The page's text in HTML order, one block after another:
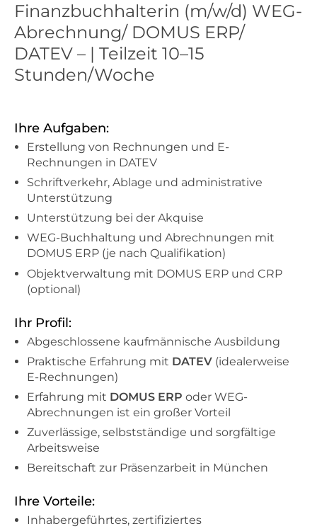
Finanzbuchhalterin (m/w/d) WEG-
Abrechnung/ DOMUS ERP/
DATEV – | Teilzeit 10–15
Stunden/Woche
Ihre Aufgaben:
Erstellung von Rechnungen und E-
Rechnungen in DATEV
Schriftverkehr, Ablage und administrative
Unterstützung
Unterstützung bei der Akquise
WEG-Buchhaltung und Abrechnungen mit
DOMUS ERP (je nach Qualifikation)
Objektverwaltung mit DOMUS ERP und CRP
(optional)
Ihr Profil:
Abgeschlossene kaufmännische Ausbildung
Praktische Erfahrung mit DATEV (idealerweise
E-Rechnungen)
Erfahrung mit DOMUS ERP oder WEG-
Abrechnungen ist ein großer Vorteil
Zuverlässige, selbstständige und sorgfältige
Arbeitsweise
Bereitschaft zur Präsenzarbeit in München
Ihre Vorteile:
Inhabergeführtes, zertifiziertes